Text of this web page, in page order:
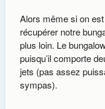
Alors même si on
récupérer notre
plus loin. Le
puisqu’il comporte
jets (pas assez
sympas).